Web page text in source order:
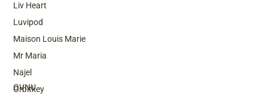
Top Brands
OVNU
Liv Heart
Luvipod
Maison Louis Marie
Mr Maria
Najel
Orbitkey